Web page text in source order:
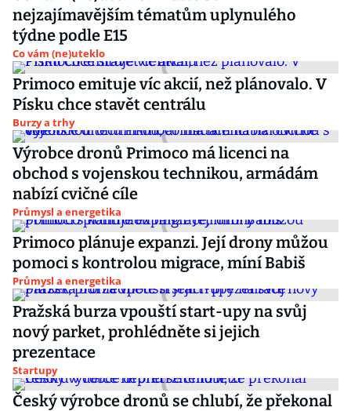
nejzajímavějším tématům uplynulého
týdne podle E15
Co vám (ne)uteklo
Primoco emituje víc akcií, než plánovalo. V
Písku chce stavět centrálu
Burzy a trhy
Výrobce dronů Primoco má licenci na
obchod s vojenskou technikou, armádám
nabízí cvičné cíle
Průmysl a energetika
Primoco plánuje expanzi. Její drony můžou
pomoci s kontrolou migrace, míní Babiš
Průmysl a energetika
Pražská burza vpouští start-upy na svůj
nový parket, prohlédněte si jejich
prezentace
Startupy
Český výrobce dronů se chlubí, že překonal